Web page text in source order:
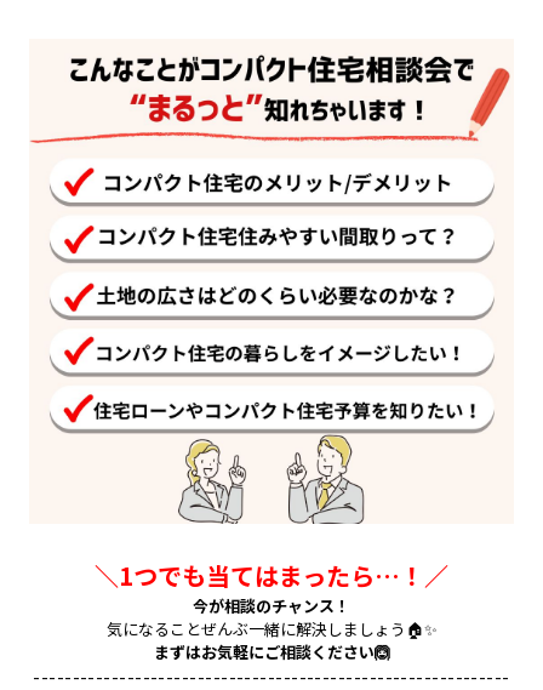
＼1つでも当てはまったら…！／
今が相談のチャンス！
気になることぜんぶ一緒に解決しましょう🏠✨
まずはお気軽にご相談ください🙆
-------------------------------------------------------------